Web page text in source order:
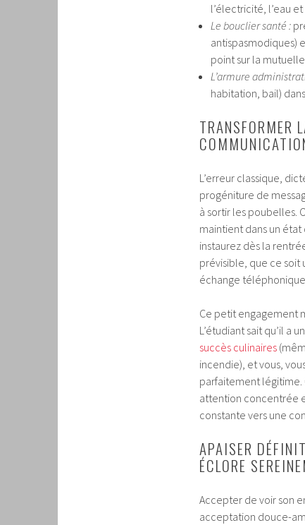
l’électricité, l’eau
Le bouclier santé :
antispasmodiques)
point sur la
L’armure
habitation, bail)
TRANSFORMER
L’erreur classique,
progéniture de
à sortir les poubelles.
maintient dans un état
instaurez dès la
prévisible, que ce soit
échange
Ce petit engagement
L’étudiant sait qu’il a
succès culinaires
incendie), et vous,
parfaitement légitime.
attention concentrée
constante vers une
APAISER
ÉCLORE
Accepter de voir son
acceptation douce-